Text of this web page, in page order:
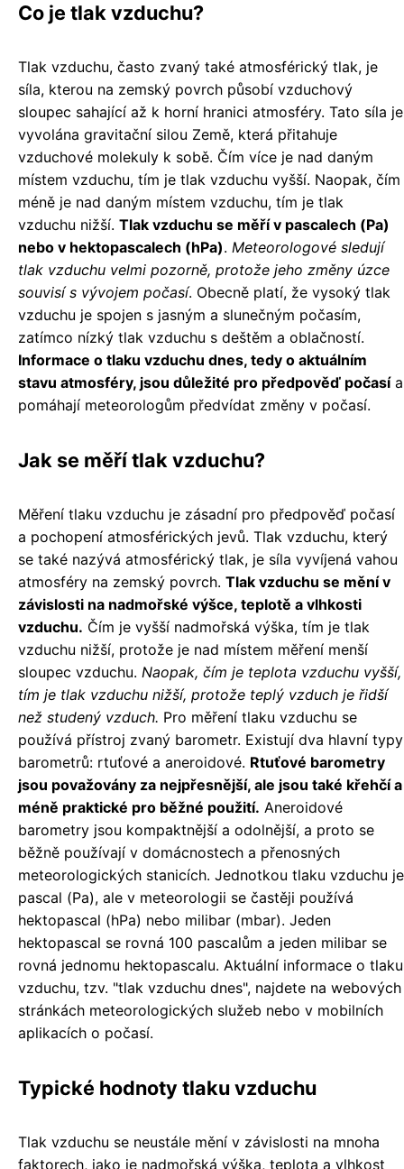
Co je tlak vzduchu?
Tlak vzduchu, často zvaný také atmosférický tlak, je
síla, kterou na zemský povrch působí vzduchový
sloupec sahající až k horní hranici atmosféry. Tato síla je
vyvolána gravitační silou Země, která přitahuje
vzduchové molekuly k sobě. Čím více je nad daným
místem vzduchu, tím je tlak vzduchu vyšší. Naopak, čím
méně je nad daným místem vzduchu, tím je tlak
vzduchu nižší. Tlak vzduchu se měří v pascalech (Pa)
nebo v hektopascalech (hPa). Meteorologové sledují
tlak vzduchu velmi pozorně, protože jeho změny úzce
souvisí s vývojem počasí. Obecně platí, že vysoký tlak
vzduchu je spojen s jasným a slunečným počasím,
zatímco nízký tlak vzduchu s deštěm a oblačností.
Informace o tlaku vzduchu dnes, tedy o aktuálním
stavu atmosféry, jsou důležité pro předpověď počasía
pomáhají meteorologům předvídat změny v počasí.
Jak se měří tlak vzduchu?
Měření tlaku vzduchu je zásadní pro předpověď počasí
a pochopení atmosférických jevů. Tlak vzduchu, který
se také nazývá atmosférický tlak, je síla vyvíjená vahou
atmosféry na zemský povrch. Tlak vzduchu se mění v
závislosti na nadmořské výšce, teplotě a vlhkosti
vzduchu. Čím je vyšší nadmořská výška, tím je tlak
vzduchu nižší, protože je nad místem měření menší
sloupec vzduchu. Naopak, čím je teplota vzduchu vyšší,
tím je tlak vzduchu nižší, protože teplý vzduch je řidší
než studený vzduch. Pro měření tlaku vzduchu se
používá přístroj zvaný barometr. Existují dva hlavní typy
barometrů: rtuťové a aneroidové. Rtuťové barometry
jsou považovány za nejpřesnější, ale jsou také křehčí a
méně praktické pro běžné použití. Aneroidové
barometry jsou kompaktnější a odolnější, a proto se
běžně používají v domácnostech a přenosných
meteorologických stanicích. Jednotkou tlaku vzduchu je
pascal (Pa), ale v meteorologii se častěji používá
hektopascal (hPa) nebo milibar (mbar). Jeden
hektopascal se rovná 100 pascalům a jeden milibar se
rovná jednomu hektopascalu. Aktuální informace o tlaku
vzduchu, tzv. "tlak vzduchu dnes", najdete na webových
stránkách meteorologických služeb nebo v mobilních
aplikacích o počasí.
Typické hodnoty tlaku vzduchu
Tlak vzduchu se neustále mění v závislosti na mnoha
faktorech, jako je nadmořská výška, teplota a vlhkost